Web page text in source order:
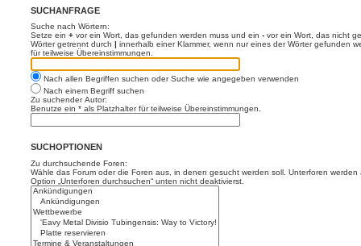
SUCHANFRAGE
Suche nach Wörtern:
Setze ein + vor ein Wort, das gefunden werden muss und ein - vor ein Wort, das nicht
Wörter getrennt durch | innerhalb einer Klammer, wenn nur eines der Wörter gefunden
für teilweise Übereinstimmungen.
Nach allen Begriffen suchen oder Suche wie angegeben verwenden
Nach einem Begriff suchen
Zu suchender Autor:
Benutze ein * als Platzhalter für teilweise Übereinstimmungen.
SUCHOPTIONEN
Zu durchsuchende Foren:
Wähle das Forum oder die Foren aus, in denen gesucht werden soll. Unterforen
Option „Unterforen durchsuchen“ unten nicht deaktivierst.